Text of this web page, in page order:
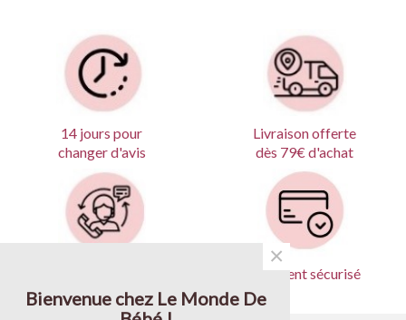
14 jours pour
changer d'avis
Livraison offerte
dès 79€ d'achat
Paiement sécurisé
Bienvenue chez Le Monde De
×